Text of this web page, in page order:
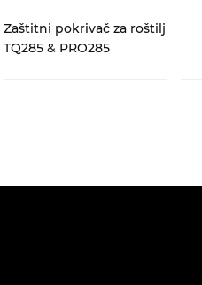
Zaštitni pokrivač za roštilj
TQ285 & PRO285